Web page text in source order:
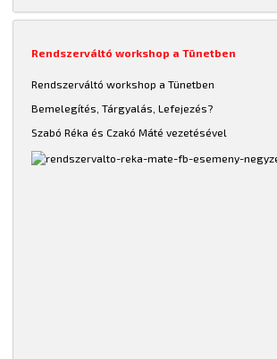
Rendszerváltó workshop a Tünetben
Rendszerváltó workshop a Tünetben
Bemelegítés, Tárgyalás, Lefejezés?
Szabó Réka és Czakó Máté vezetésével